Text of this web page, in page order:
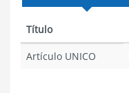
Título
Artículo UNICO